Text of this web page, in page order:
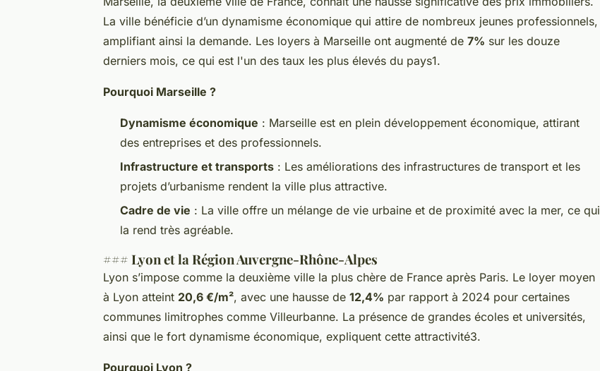
La ville bénéficie d’un dynamisme économique qui attire de nombreux jeunes professionnels,
amplifiant ainsi la demande. Les loyers à Marseille ont augmenté de 7% sur les douze
derniers mois, ce qui est l'un des taux les plus élevés du pays1.
Pourquoi Marseille ?
Dynamisme économique : Marseille est en plein développement économique, attirant
des entreprises et des professionnels.
Infrastructure et transports : Les améliorations des infrastructures de transport et les
projets d’urbanisme rendent la ville plus attractive.
Cadre de vie : La ville offre un mélange de vie urbaine et de proximité avec la mer, ce qui
la rend très agréable.
### Lyon et la Région Auvergne-Rhône-Alpes
Lyon s’impose comme la deuxième ville la plus chère de France après Paris. Le loyer moyen
à Lyon atteint 20,6 €/m², avec une hausse de 12,4% par rapport à 2024 pour certaines
communes limitrophes comme Villeurbanne. La présence de grandes écoles et universités,
ainsi que le fort dynamisme économique, expliquent cette attractivité3.
Pourquoi Lyon ?